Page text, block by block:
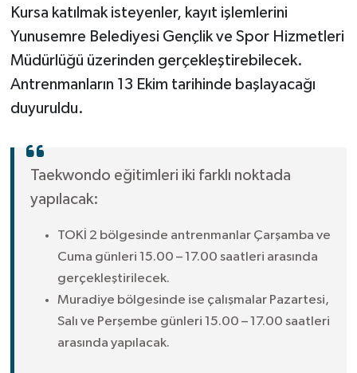
Kursa katılmak isteyenler, kayıt işlemlerini
Yunusemre Belediyesi Gençlik ve Spor Hizmetleri
Müdürlüğü üzerinden gerçekleştirebilecek.
Antrenmanların 13 Ekim tarihinde başlayacağı
duyuruldu.
Taekwondo eğitimleri iki farklı noktada
yapılacak:
TOKİ 2 bölgesinde antrenmanlar Çarşamba ve
Cuma günleri 15.00 – 17.00 saatleri arasında
gerçekleştirilecek.
Muradiye bölgesinde ise çalışmalar Pazartesi,
Salı ve Perşembe günleri 15.00 – 17.00 saatleri
arasında yapılacak.